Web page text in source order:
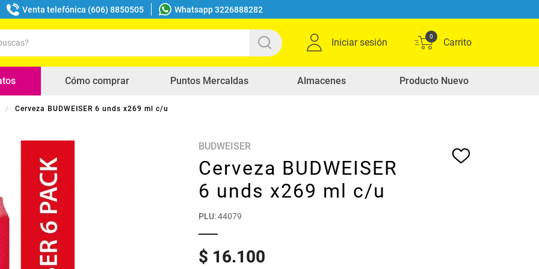
Venta telefónica (606) 8850505 Whatsapp 3226888282
Iniciar sesión
0
Cómo comprar Puntos Mercaldas Almacenes Producto Nuevo
Cerveza BUDWEISER 6 unds x269 ml c/u
BUDWEISER
Cerveza BUDWEISER
6 unds x269 ml c/u
PLU:44079
$ 16.100
buscados